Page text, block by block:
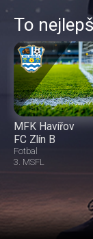
To
MFK Havířov
FC Zlín B
Fotbal
3. MSFL